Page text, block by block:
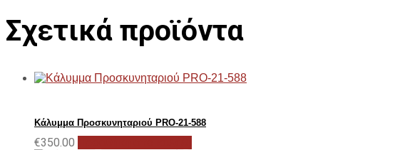
Σχετικά προϊόντα
Κάλυμμα Προσκυνηταριού PRO-21-588
€350.00